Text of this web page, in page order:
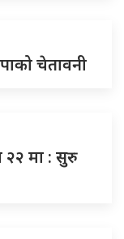
चेतावनी
२२ मा : सुरु